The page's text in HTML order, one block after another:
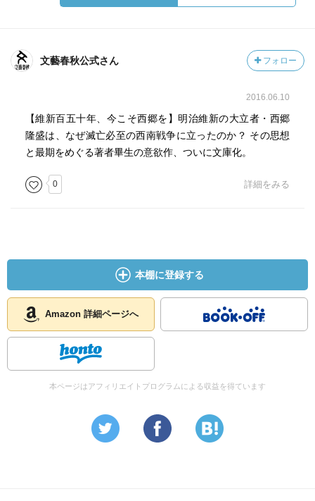
文藝春秋公式さん フォロー
2016.06.10
【維新百五十年、今こそ西郷を】明治維新の大立者・西郷
隆盛は、なぜ滅亡必至の西南戦争に立ったのか？ その思想
と最期をめぐる著者畢生の意欲作、ついに文庫化。
0 詳細をみる
本棚に登録する
Amazon 詳細ページへ
本ページはアフィリエイトプログラムによる収益を得ています